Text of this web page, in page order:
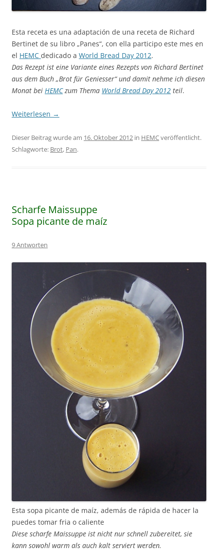
Esta receta es una adaptación de una receta de Richard
Bertinet de su libro „Panes“, con ella participo este mes en
el HEMC dedicado a World Bread Day 2012.
Das Rezept ist eine Variante eines Rezepts von Richard Bertinet
aus dem Buch „Brot für Geniesser“ und damit nehme ich diesen
Monat bei HEMCzum Thema World Bread Day 2012 teil.
Weiterlesen →
Dieser Beitrag wurde am 16. Oktober 2012 in HEMCveröffentlicht.
Schlagworte: Brot, Pan.
Scharfe Maissuppe
Sopa picante de maíz
9 Antworten
Esta sopa picante de maíz, además de rápida de hacer la
puedes tomar fria o caliente
Diese scharfe Maissuppe ist nicht nur schnell zubereitet, sie
kann sowohl warm als auch kalt serviert werden.